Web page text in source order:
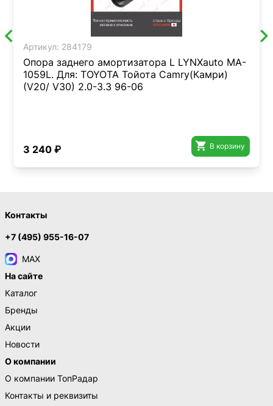
Артикул: 284179
Опора заднего амортизатора L LYNXauto MA-
1059L. Для: TOYOTA Тойота Camry(Камри)
(V20/ V30) 2.0-3.3 96-06
3 240 ₽  В корзину
Контакты
+7 (495) 955-16-07
MAX
На сайте
Каталог
Бренды
Акции
Новости
О компании
О компании ТопРадар
Контакты и реквизиты